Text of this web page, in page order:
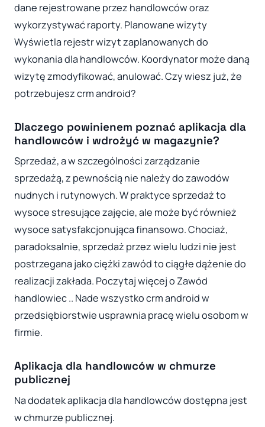
dane rejestrowane przez handlowców oraz
wykorzystywać raporty. Planowane wizyty
Wyświetla rejestr wizyt zaplanowanych do
wykonania dla handlowców. Koordynator może daną
wizytę zmodyfikować, anulować. Czy wiesz już, że
potrzebujesz crm android?
Dlaczego powinienem poznać aplikacja dla
handlowców i wdrożyć w magazynie?
Sprzedaż, a w szczególności zarządzanie
sprzedażą, z pewnością nie należy do zawodów
nudnych i rutynowych. W praktyce sprzedaż to
wysoce stresujące zajęcie, ale może być również
wysoce satysfakcjonująca finansowo. Chociaż,
paradoksalnie, sprzedaż przez wielu ludzi nie jest
postrzegana jako ciężki zawód to ciągłe dążenie do
realizacji zakłada. Poczytaj więcej o Zawód
handlowiec .. Nade wszystko crm android w
przedsiębiorstwie usprawnia pracę wielu osobom w
firmie.
Aplikacja dla handlowców w chmurze
publicznej
Na dodatek aplikacja dla handlowców dostępna jest
w chmurze publicznej.